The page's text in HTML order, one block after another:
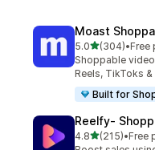
Moast
5.0滿分 5 顆星
(304)
共有 304 則評價
•Free
Shoppable
Reels, TikToks &
Built for
Reelfy‑
4.8滿分 5 顆星
(215)
共有 215 則評價
•Free